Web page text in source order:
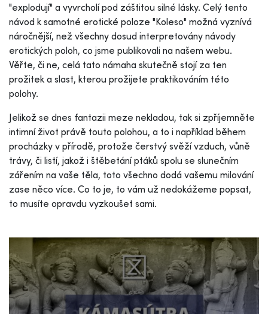
"explodují" a vyvrcholí pod záštitou silné lásky. Celý tento
návod k samotné erotické poloze "Koleso" možná vyznívá
náročnější, než všechny dosud interpretovány návody
erotických poloh, co jsme publikovali na našem webu.
Věřte, či ne, celá tato námaha skutečně stojí za ten
prožitek a slast, kterou prožijete praktikováním této
polohy.
Jelikož se dnes fantazii meze nekladou, tak si zpříjemněte
intimní život právě touto polohou, a to i například během
procházky v přírodě, protože čerstvý svěží vzduch, vůně
trávy, či listí, jakož i štěbetání ptáků spolu se slunečním
zářením na vaše těla, toto všechno dodá vašemu milování
zase něco více. Co to ​​je, to vám už nedokážeme popsat,
to musíte opravdu vyzkoušet sami.